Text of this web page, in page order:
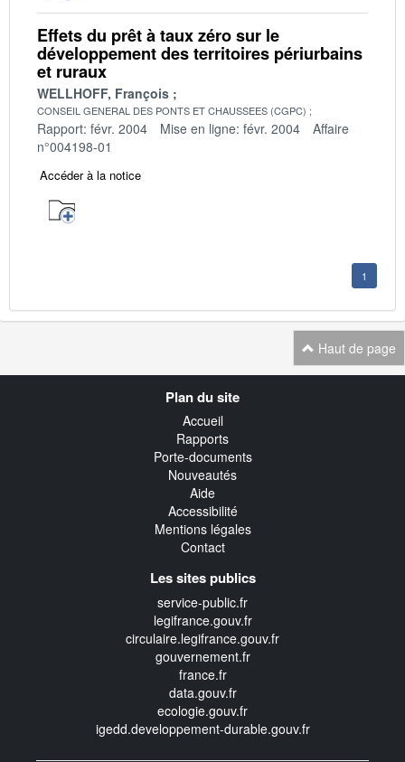
Effets du prêt à taux zéro sur le
développement des territoires périurbains
et ruraux
WELLHOFF, François
CONSEIL GENERAL DES PONTS ET CHAUSSEES (CGPC)
Rapport: févr. 2004 Mise en ligne: févr. 2004
Affaire
n°004198-01
Accéder à la notice
1
Haut de page
Plan du site
Accueil
Rapports
Porte-documents
Nouveautés
Aide
Accessibilité
Mentions légales
Contact
Les sites publics
service-public.fr
legifrance.gouv.fr
circulaire.legifrance.gouv.fr
gouvernement.fr
france.fr
data.gouv.fr
ecologie.gouv.fr
igedd.developpement-durable.gouv.fr